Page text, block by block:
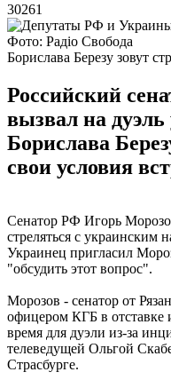
30261
Фото: Радіо Свобода
Борислава Березу зовут
Российский
вызвал на дуэль
Борислава
свои условия
Сенатор РФ Игорь
стреляться с украинским
Украинец пригласил
"обсудить этот вопрос".
Морозов - сенатор от
офицером КГБ в отставке
время для дуэли из-за
телеведущей Ольгой
Страсбурге.